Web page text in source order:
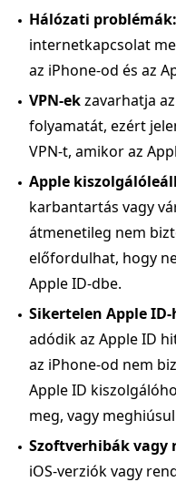
Hálózati problémák:
internetkapcsolat
az iPhone-od és az
VPN-ekzavarhatja
folyamatát, ezért
VPN-t, amikor az
Apple
karbantartás vagy
átmenetileg nem
előfordulhat, hogy
Apple ID-dbe.
Sikertelen Apple
adódik az Apple ID
az iPhone-od nem
Apple ID
meg, vagy
Szoftverhibák vagy
iOS‑verziók vagy